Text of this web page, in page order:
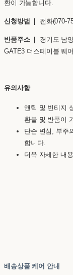
환이 가능합니다.
신청방법 | 전화(070-
반품주소 | 경기도 남
GATE3 더스테이블 웨
유의사항
앤틱 및 빈티지
환불 및 반품이
단순 변심, 부주
합니다.
더욱 자세한 내
배송상품 케어 안내